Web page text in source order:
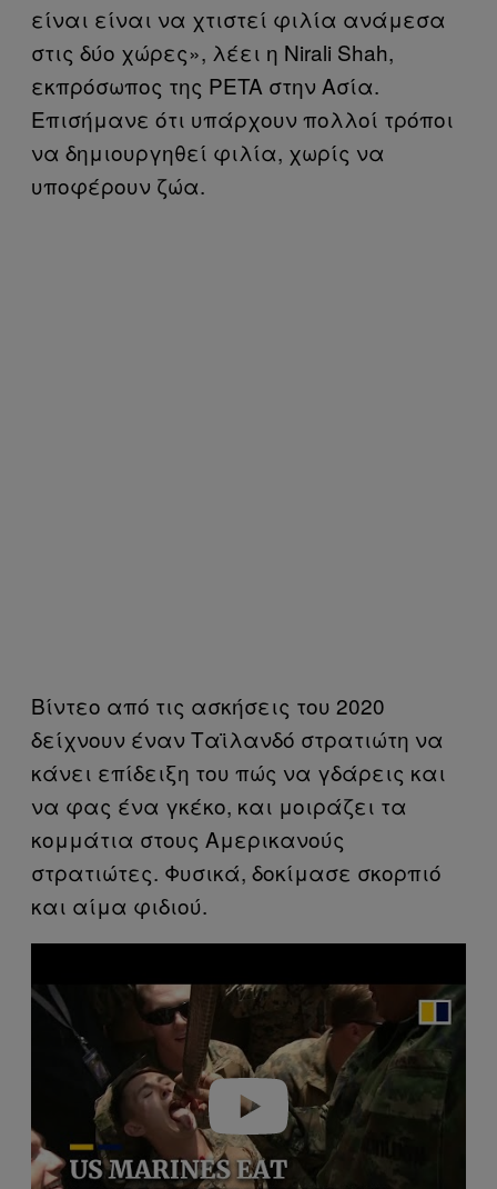
είναι είναι να χτιστεί φιλία ανάμεσα
στις δύο χώρες», λέει η Nirali Shah,
εκπρόσωπος της PETA στην Ασία.
Επισήμανε ότι υπάρχουν πολλοί τρόποι
να δημιουργηθεί φιλία, χωρίς να
υποφέρουν ζώα.
Βίντεο από τις ασκήσεις του 2020
δείχνουν έναν Ταϊλανδό στρατιώτη να
κάνει επίδειξη του πώς να γδάρεις και
να φας ένα γκέκο, και μοιράζει τα
κομμάτια στους Αμερικανούς
στρατιώτες. Φυσικά, δοκίμασε σκορπιό
και αίμα φιδιού.
y